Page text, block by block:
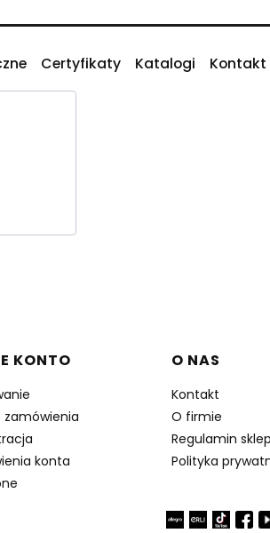
Certyfikaty Katalogi Kontakt
KONTO
zamówienia
konta
O NAS
Kontakt
O firmie
Regulamin
Polityka